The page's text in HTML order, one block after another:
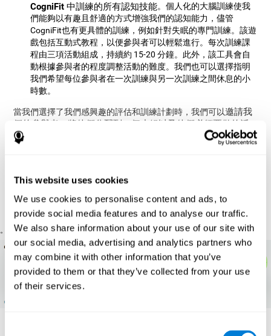
This website uses cookies
We use cookies to personalise content and ads, to
provide social media features and to analyse our traffic.
We also share information about your use of our site with
our social media, advertising and analytics partners who
may combine it with other information that you’ve
provided to them or that they’ve collected from your use
of their services.
CogniFit 中訓練的所有認知技能。個人化的大腦訓練使我
們能夠以有趣且舒適的方式增強我們的認知能力，儘管
CogniFit也有更具體的訓練，例如針對失眠的專門訓練。該遊
戲包括互動式教程，以便參與者可以輕鬆進行。每次訓練課
程由三項活動組成，持續約 15-20 分鐘。此外，該工具會自
動根據參與者的程度調整活動的難度。我們也可以選擇指明
我們希望每位參與者在一次訓練與另一次訓練之間休息的小
時數。
當我們選擇了我們感興趣的評估和訓練計劃時，我們可以邀請我
們的參與者，將他們分配到一個小組以及他們必須要做的活
動。參與者將在電子郵件中收到邀請，只需以普通用戶身份建立
他們的個人資料或認知演化並匯出研究數據
包括其他認知技能的五個認知領域的狀態。
。